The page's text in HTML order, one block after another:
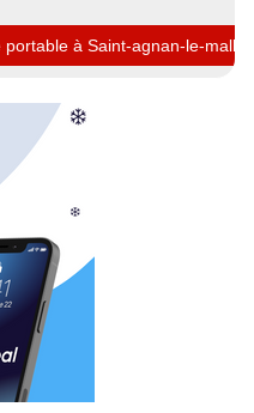
à Saint-agnan-le-